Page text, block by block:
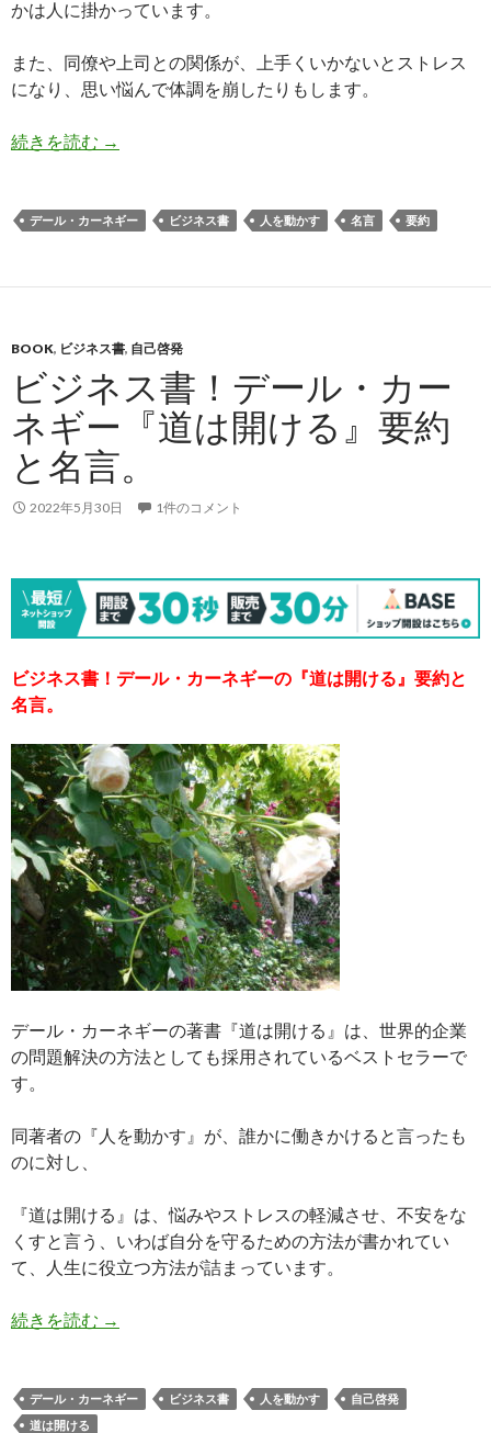
かは人に掛かっています。
また、同僚や上司との関係が、上手くいかないとストレス
になり、思い悩んで体調を崩したりもします。
続きを読む ビジネス書！デール・カーネギー『人を動かす
→
デール・カーネギー ビジネス書 人を動かす 名言 要約
BOOK, ビジネス書, 自己啓発
ビジネス書！デール・カー
ネギー『道は開ける』要約
と名言。
2022年5月30日 1件のコメント
ビジネス書！デール・カーネギーの『道は開ける』要約と
名言。
デール・カーネギーの著書『道は開ける』は、世界的企業
の問題解決の方法としても採用されているベストセラーで
す。
同著者の『人を動かす』が、誰かに働きかけると言ったも
のに対し、
『道は開ける』は、悩みやストレスの軽減させ、不安をな
くすと言う、いわば自分を守るための方法が書かれてい
て、人生に役立つ方法が詰まっています。
続きを読む ビジネス書！デール・カーネギー『道は開ける
→
デール・カーネギー ビジネス書 人を動かす
自己啓発
道は開ける